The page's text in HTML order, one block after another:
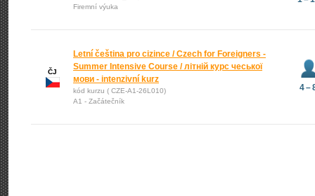
Firemní výuka
ČJ
Letní čeština pro cizince / Czech for Foreigners -
Summer Intensive Course / літній курс чеської
мови - intenzivní kurz
kód kurzu ( CZE-A1-26L010)
A1 - Začátečník
4 –